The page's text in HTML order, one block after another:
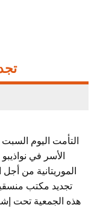
الأسر في
الموريتانية من
تجديد مكتب
هذه الجمعية تحت